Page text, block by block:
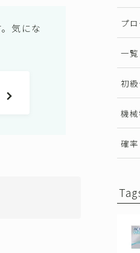
気にな プ
一覧
初
機
確